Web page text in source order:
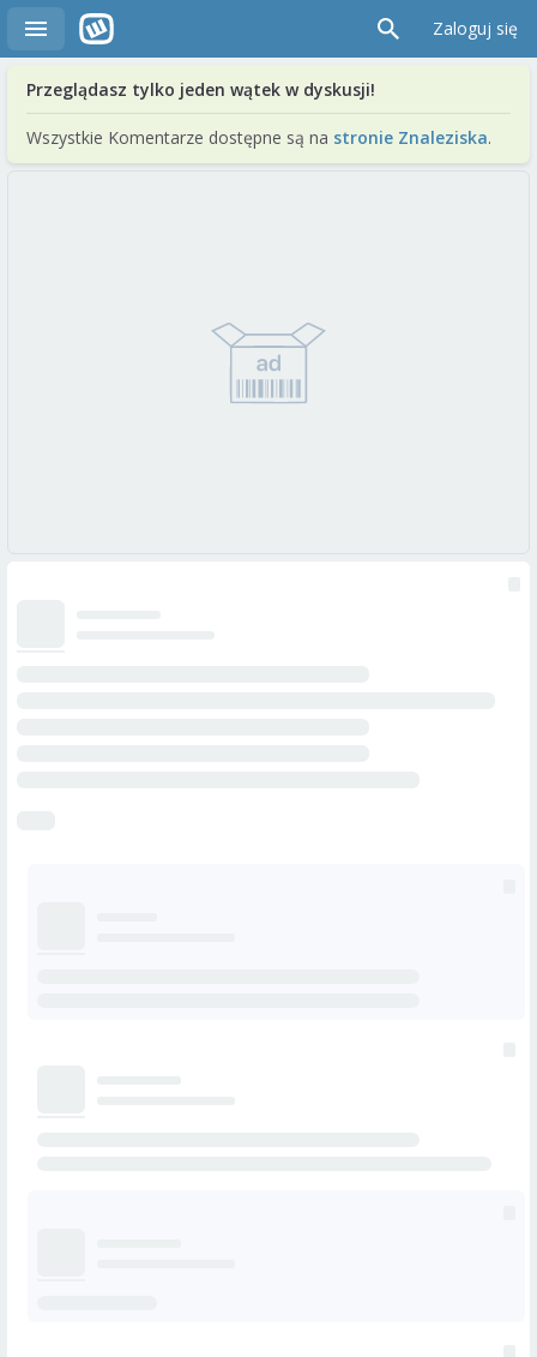
Zaloguj się
Przeglądasz tylko jeden wątek w dyskusji!
Wszystkie Komentarze dostępne są na stronie Znaleziska.